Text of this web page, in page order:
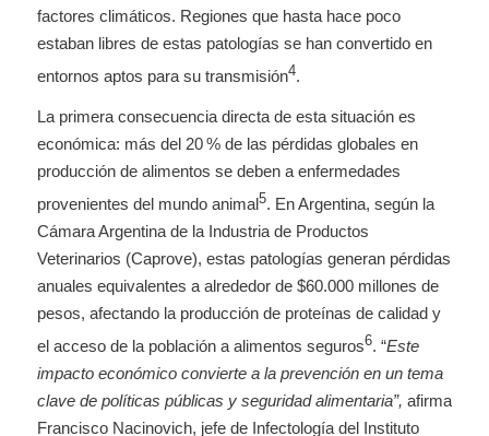
factores climáticos. Regiones que hasta hace poco
estaban libres de estas patologías se han convertido en
entornos aptos para su transmisión4.
La primera consecuencia directa de esta situación es
económica: más del 20 % de las pérdidas globales en
producción de alimentos se deben a enfermedades
provenientes del mundo animal5. En Argentina, según la
Cámara Argentina de la Industria de Productos
Veterinarios (Caprove), estas patologías generan pérdidas
anuales equivalentes a alrededor de $60.000 millones de
pesos, afectando la producción de proteínas de calidad y
el acceso de la población a alimentos seguros6. “Este
impacto económico convierte a la prevención en un tema
clave de políticas públicas y seguridad alimentaria”, afirma
Francisco Nacinovich, jefe de Infectología del Instituto